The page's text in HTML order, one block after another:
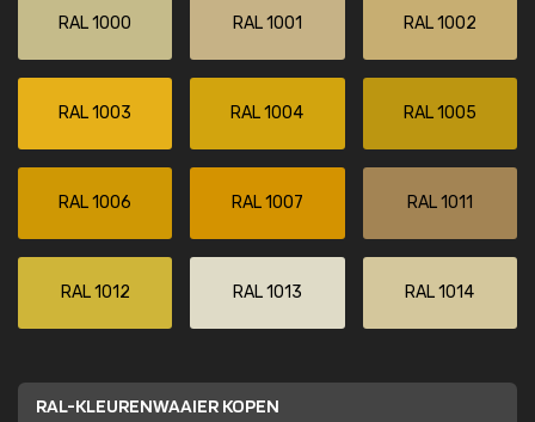
RAL 1000 RAL 1001 RAL 1002
RAL 1003 RAL 1004 RAL 1005
RAL 1006 RAL 1007 RAL 1011
RAL 1012 RAL 1013 RAL 1014
RAL-KLEURENWAAIER KOPEN